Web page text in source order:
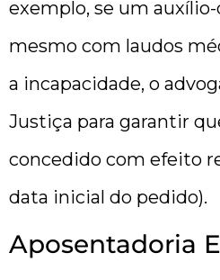
exemplo, se um
mesmo com laudos
a incapacidade, o
Justiça para garantir
concedido com efeito
data inicial do pedido).
Aposentadoria